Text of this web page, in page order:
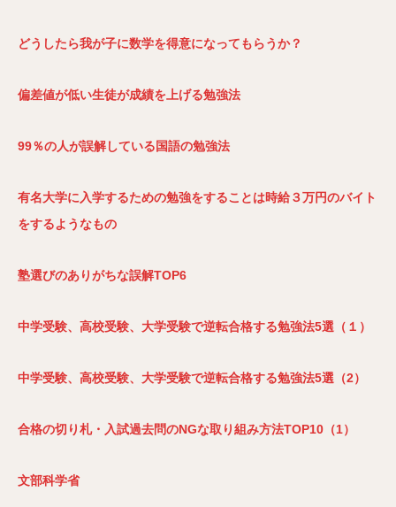
どうしたら我が子に数学を得意になってもらうか？
偏差値が低い生徒が成績を上げる勉強法
99％の人が誤解している国語の勉強法
有名大学に入学するための勉強をすることは時給３万円のバイト
をするようなもの
塾選びのありがちな誤解TOP6
中学受験、高校受験、大学受験で逆転合格する勉強法5選（１）
中学受験、高校受験、大学受験で逆転合格する勉強法5選（2）
合格の切り札・入試過去問のNGな取り組み方法TOP10（1）
文部科学省